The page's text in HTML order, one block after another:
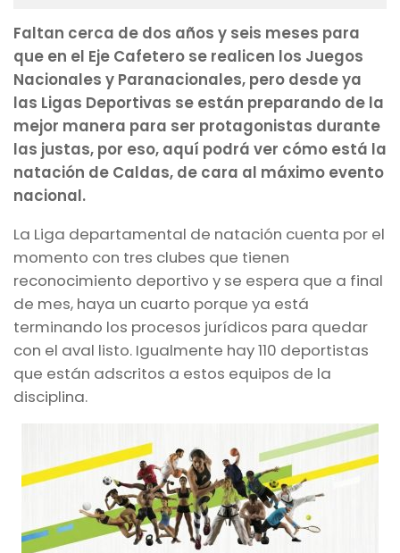
Faltan cerca de dos años y seis meses para
que en el Eje Cafetero se realicen los Juegos
Nacionales y Paranacionales, pero desde ya
las Ligas Deportivas se están preparando de la
mejor manera para ser protagonistas durante
las justas, por eso, aquí podrá ver cómo está la
natación de Caldas, de cara al máximo evento
nacional.
La Liga departamental de natación cuenta por el
momento con tres clubes que tienen
reconocimiento deportivo y se espera que a final
de mes, haya un cuarto porque ya está
terminando los procesos jurídicos para quedar
con el aval listo. Igualmente hay 110 deportistas
que están adscritos a estos equipos de la
disciplina.